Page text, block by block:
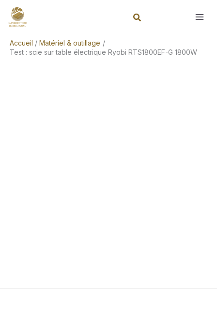
Accueil
Matériel & outillage
Test : scie sur table électrique Ryobi RTS1800EF-G 1800W
Rechercher